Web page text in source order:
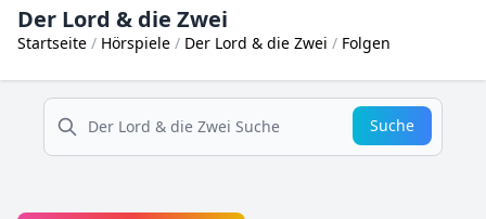
Der Lord & die Zwei
Startseite Hörspiele Der Lord & die Zwei Folgen
suche
Suche